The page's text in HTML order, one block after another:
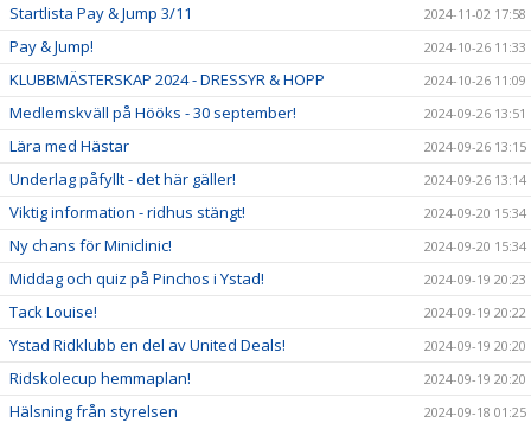
Startlista Pay & Jump 3/11 2024-11-02 17:58
Pay & Jump! 2024-10-26 11:33
KLUBBMÄSTERSKAP 2024 - DRESSYR & HOPP 2024-10-26 11:09
Medlemskväll på Hööks - 30 september! 2024-09-26 13:51
Lära med Hästar 2024-09-26 13:15
Underlag påfyllt - det här gäller! 2024-09-26 13:14
Viktig information - ridhus stängt! 2024-09-20 15:34
Ny chans för Miniclinic! 2024-09-20 15:34
Middag och quiz på Pinchos i Ystad! 2024-09-19 20:23
Tack Louise! 2024-09-19 20:22
Ystad Ridklubb en del av United Deals! 2024-09-19 20:20
Ridskolecup hemmaplan! 2024-09-19 20:20
Hälsning från styrelsen 2024-09-18 01:25